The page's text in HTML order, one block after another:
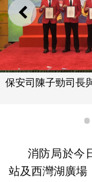
上一則
長與獲頒發“好市
1
消防局於今
站及西灣湖廣場